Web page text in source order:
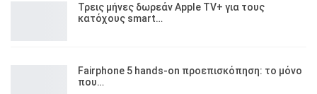
Τρεις μήνες δωρεάν Apple TV+ για τους
κατόχους smart…
Fairphone 5 hands-on προεπισκόπηση: το μόνο
που…